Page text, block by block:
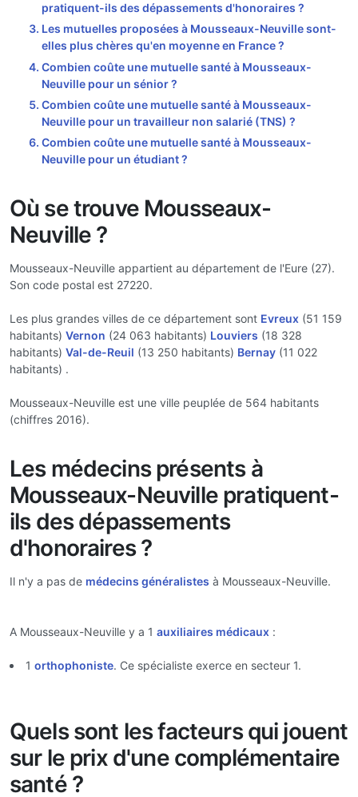
pratiquent-ils des dépassements d'honoraires ?
Les mutuelles proposées à Mousseaux-Neuville sont-
elles plus chères qu'en moyenne en France ?
Combien coûte une mutuelle santé à Mousseaux-
Neuville pour un sénior ?
Combien coûte une mutuelle santé à Mousseaux-
Neuville pour un travailleur non salarié (TNS) ?
Combien coûte une mutuelle santé à Mousseaux-
Neuville pour un étudiant ?
Où se trouve Mousseaux-
Neuville ?
Mousseaux-Neuville appartient au département de l'Eure (27).
Son code postal est 27220.
Les plus grandes villes de ce département sont Evreux (51 159
habitants) Vernon (24 063 habitants) Louviers (18 328
habitants) Val-de-Reuil (13 250 habitants) Bernay (11 022
habitants) .
Mousseaux-Neuville est une ville peuplée de 564 habitants
(chiffres 2016).
Les médecins présents à
Mousseaux-Neuville pratiquent-
ils des dépassements
d'honoraires ?
Il n'y a pas de médecins généralistes à Mousseaux-Neuville.
A Mousseaux-Neuville y a 1 auxiliaires médicaux :
1 orthophoniste. Ce spécialiste exerce en secteur 1.
Quels sont les facteurs qui jouent
sur le prix d'une complémentaire
santé ?